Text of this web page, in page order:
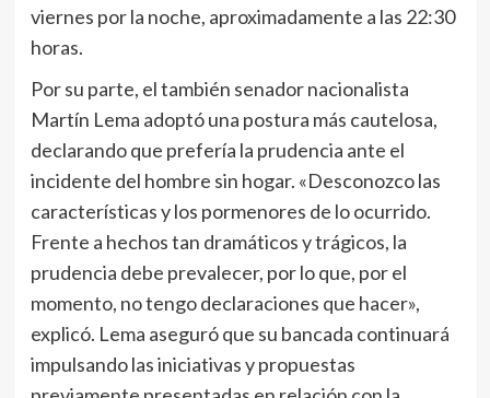
viernes por la noche, aproximadamente a las 22:30
horas.
Por su parte, el también senador nacionalista
Martín Lema adoptó una postura más cautelosa,
declarando que prefería la prudencia ante el
incidente del hombre sin hogar. «Desconozco las
características y los pormenores de lo ocurrido.
Frente a hechos tan dramáticos y trágicos, la
prudencia debe prevalecer, por lo que, por el
momento, no tengo declaraciones que hacer»,
explicó. Lema aseguró que su bancada continuará
impulsando las iniciativas y propuestas